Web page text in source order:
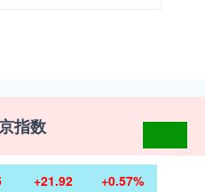
指数
+21.92 +0.57%